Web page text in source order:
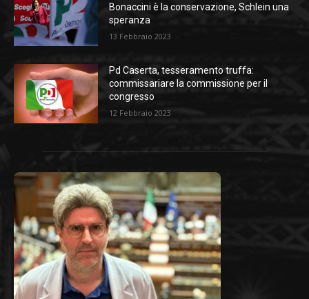
Bonaccini è la conservazione, Schlein una
speranza
13 Febbraio 2023
Pd Caserta, tesseramento truffa:
commissariare la commissione per il
congresso
12 Febbraio 2023